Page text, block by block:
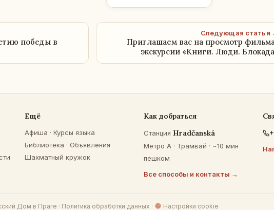
победы в
Следующая статья
Приглашаем вас на просмотр
экскурсии «Книги. Люди.
Ещё
Афиша · Курсы языка
Библиотека · Объявления
Шахматный кружок
Как добраться
Станция Hradčanská
Метро A · Трамвай · ~10 мин
пешком
Все способы и контакты →
Дом в Праге · Политика обработки данных · Настройки cookie